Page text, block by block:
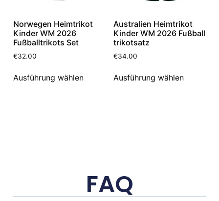
Norwegen Heimtrikot
Kinder WM 2026
Fußballtrikots Set
€32.00
Ausführung wählen
Australien Heimtrikot
Kinder WM 2026 Fußball
trikotsatz
€34.00
Ausführung wählen
FAQ